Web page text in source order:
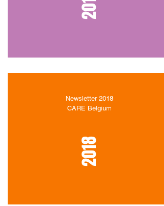
2018
Newsletter 2018
CARE Belgium